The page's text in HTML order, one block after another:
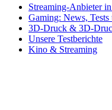
Streaming-Anbieter
Gaming: News,
3D-Druck & 3D-
Unsere Testberichte
Kino & Streaming